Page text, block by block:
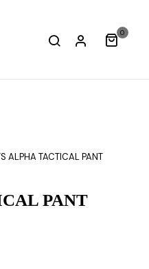
0
ALPHA TACTICAL PANT
PANT